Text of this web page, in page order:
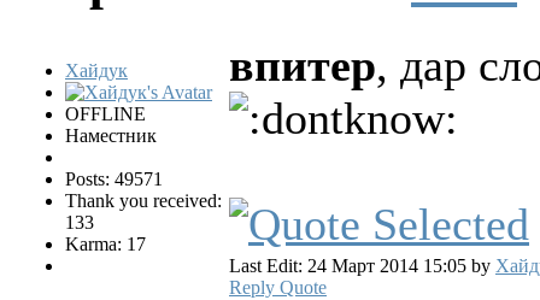
Хайдук
OFFLINE
Наместник
Posts: 49571
Thank you received:
133
Karma: 17
впитер, дар
Last Edit: 24 Март 2014 15:05 by
Reply Quote